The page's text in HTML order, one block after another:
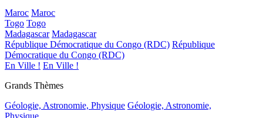
Maroc Maroc
Togo Togo
Madagascar Madagascar
République Démocratique du Congo (RDC) République
Démocratique du Congo (RDC)
En Ville ! En Ville !
Grands Thèmes
Géologie, Astronomie, Physique Géologie, Astronomie,
Physique